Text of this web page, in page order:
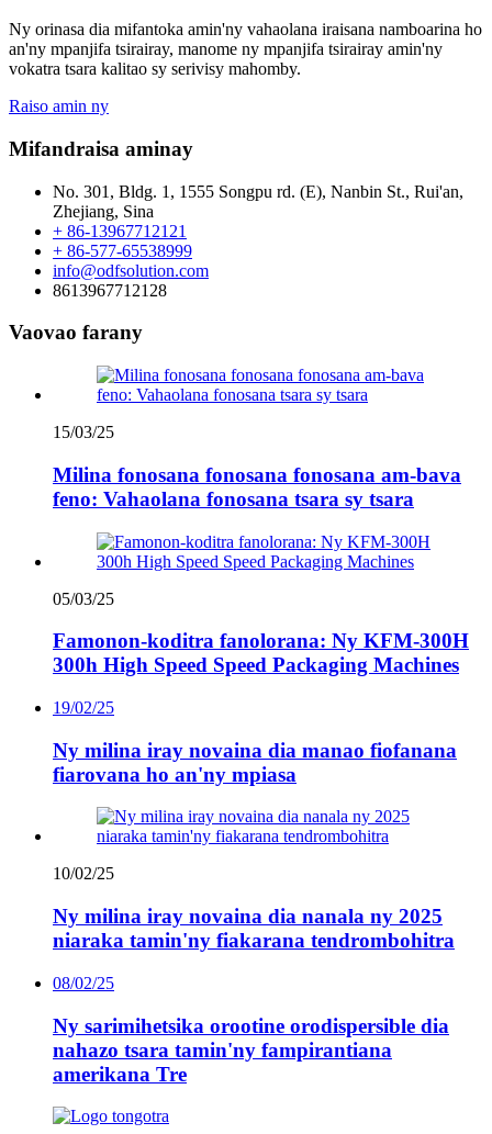
Ny orinasa dia mifantoka amin'ny vahaolana iraisana namboarina ho
an'ny mpanjifa tsirairay, manome ny mpanjifa tsirairay amin'ny
vokatra tsara kalitao sy serivisy mahomby.
Raiso amin ny
Mifandraisa aminay
No. 301, Bldg. 1, 1555 Songpu rd. (E), Nanbin St., Rui'an,
Zhejiang, Sina
+ 86-13967712121
+ 86-577-65538999
info@odfsolution.com
8613967712128
Vaovao farany
15/03/25
Milina fonosana fonosana fonosana am-bava
feno: Vahaolana fonosana tsara sy tsara
05/03/25
Famonon-koditra fanolorana: Ny KFM-300H
300h High Speed ​​Speed ​​Packaging Machines
19/02/25
Ny milina iray novaina dia manao fiofanana
fiarovana ho an'ny mpiasa
10/02/25
Ny milina iray novaina dia nanala ny 2025
niaraka tamin'ny fiakarana tendrombohitra
08/02/25
Ny sarimihetsika orootine orodispersible dia
nahazo tsara tamin'ny fampirantiana
amerikana Tre